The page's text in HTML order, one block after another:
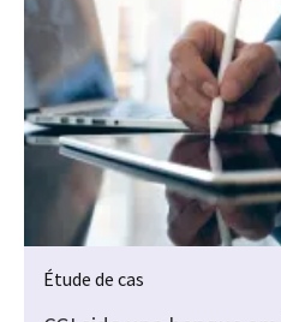
Étude de cas
Pagination